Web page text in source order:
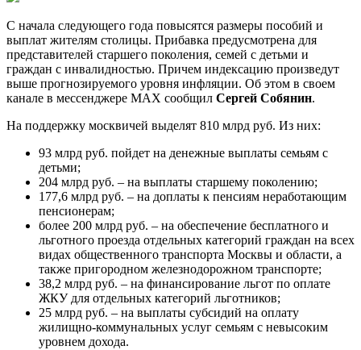
С начала следующего года повысятся размеры пособий и
выплат жителям столицы. Прибавка предусмотрена для
представителей старшего поколения, семей с детьми и
граждан с инвалидностью. Причем индексацию произведут
выше прогнозируемого уровня инфляции. Об этом в своем
канале в мессенджере MAX сообщил Сергей Собянин.
На поддержку москвичей выделят 810 млрд руб. Из них:
93 млрд руб. пойдет на денежные выплаты семьям с
детьми;
204 млрд руб. – на выплаты старшему поколению;
177,6 млрд руб. – на доплаты к пенсиям неработающим
пенсионерам;
более 200 млрд руб. – на обеспечение бесплатного и
льготного проезда отдельных категорий граждан на всех
видах общественного транспорта Москвы и области, а
также пригородном железнодорожном транспорте;
38,2 млрд руб. – на финансирование льгот по оплате
ЖКУ для отдельных категорий льготников;
25 млрд руб. – на выплаты субсидий на оплату
жилищно-коммунальных услуг семьям с невысоким
уровнем дохода.